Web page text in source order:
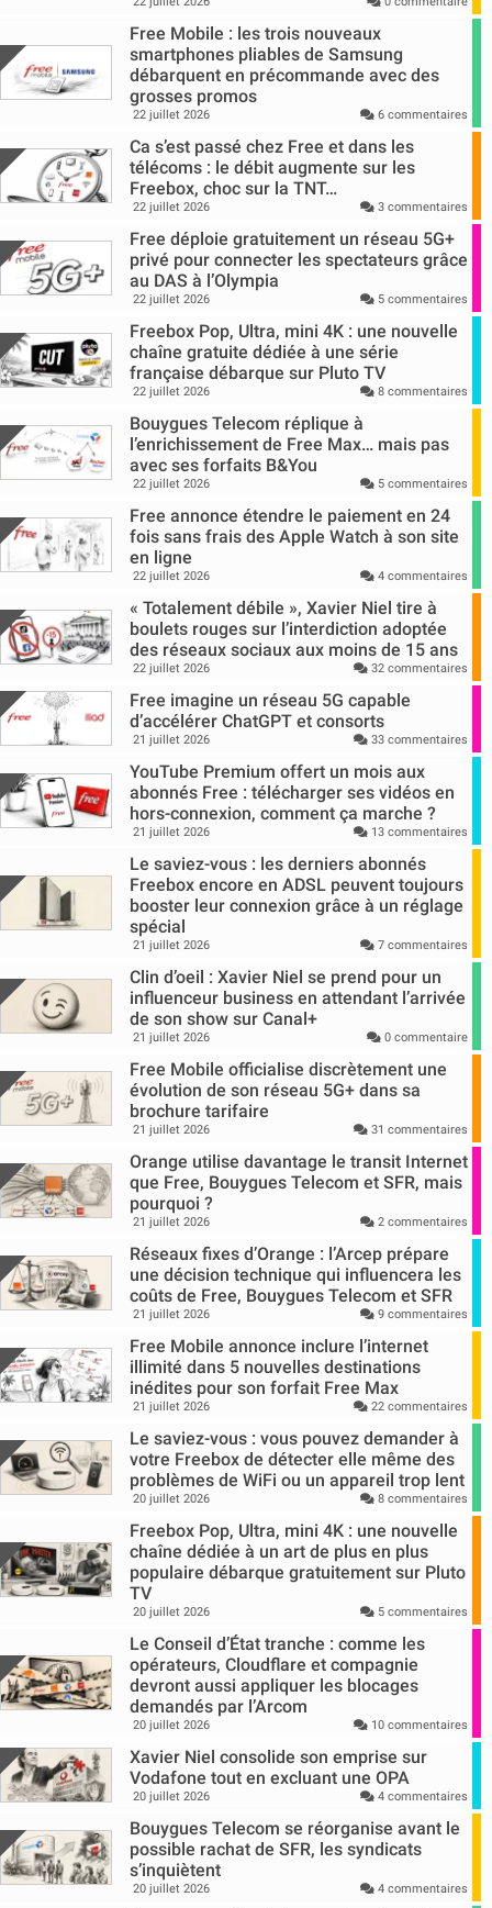
Free Mobile : les trois nouveaux
smartphones pliables de Samsung
débarquent en précommande avec des
grosses promos
22 juillet 2026 6 commentaires
Ca s’est passé chez Free et dans les
télécoms : le débit augmente sur les
Freebox, choc sur la TNT…
22 juillet 2026 3 commentaires
Free déploie gratuitement un réseau 5G+
privé pour connecter les spectateurs grâce
au DAS à l’Olympia
22 juillet 2026 5 commentaires
Freebox Pop, Ultra, mini 4K : une nouvelle
chaîne gratuite dédiée à une série
française débarque sur Pluto TV
22 juillet 2026 8 commentaires
Bouygues Telecom réplique à
l’enrichissement de Free Max… mais pas
avec ses forfaits B&You
22 juillet 2026 5 commentaires
Free annonce étendre le paiement en 24
fois sans frais des Apple Watch à son site
en ligne
22 juillet 2026 4 commentaires
« Totalement débile », Xavier Niel tire à
boulets rouges sur l’interdiction adoptée
des réseaux sociaux aux moins de 15 ans
22 juillet 2026 32 commentaires
Free imagine un réseau 5G capable
d’accélérer ChatGPT et consorts
21 juillet 2026 33 commentaires
YouTube Premium offert un mois aux
abonnés Free : télécharger ses vidéos en
hors-connexion, comment ça marche ?
21 juillet 2026 13 commentaires
Le saviez-vous : les derniers abonnés
Freebox encore en ADSL peuvent toujours
booster leur connexion grâce à un réglage
spécial
21 juillet 2026 7 commentaires
Clin d’oeil : Xavier Niel se prend pour un
influenceur business en attendant l’arrivée
de son show sur Canal+
21 juillet 2026 0 commentaire
Free Mobile officialise discrètement une
évolution de son réseau 5G+ dans sa
brochure tarifaire
21 juillet 2026 31 commentaires
Orange utilise davantage le transit Internet
que Free, Bouygues Telecom et SFR, mais
pourquoi ?
21 juillet 2026 2 commentaires
Réseaux fixes d’Orange : l’Arcep prépare
une décision technique qui influencera les
coûts de Free, Bouygues Telecom et SFR
21 juillet 2026 9 commentaires
Free Mobile annonce inclure l’internet
illimité dans 5 nouvelles destinations
inédites pour son forfait Free Max
21 juillet 2026 22 commentaires
Le saviez-vous : vous pouvez demander à
votre Freebox de détecter elle même des
problèmes de WiFi ou un appareil trop lent
20 juillet 2026 8 commentaires
Freebox Pop, Ultra, mini 4K : une nouvelle
chaîne dédiée à un art de plus en plus
populaire débarque gratuitement sur Pluto
TV
20 juillet 2026 5 commentaires
Le Conseil d’État tranche : comme les
opérateurs, Cloudflare et compagnie
devront aussi appliquer les blocages
demandés par l’Arcom
20 juillet 2026 10 commentaires
Xavier Niel consolide son emprise sur
Vodafone tout en excluant une OPA
20 juillet 2026 4 commentaires
Bouygues Telecom se réorganise avant le
possible rachat de SFR, les syndicats
s’inquiètent
20 juillet 2026 4 commentaires